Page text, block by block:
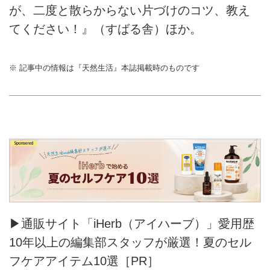
が、二度と散らからない片づけのコツ、教え
てください！』（すばる舎）ほか。
※ 記事中の情報は『天然生活』本誌掲載時のものです
▶通販サイト「iHerb（アイハーブ）」愛用歴
10年以上の編集部スタッフが厳選！夏のセル
フケアアイテム10選［PR］